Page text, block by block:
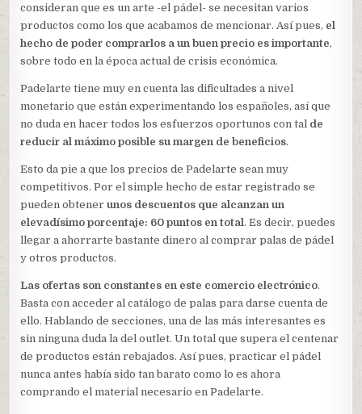
consideran que es un arte -el pádel- se necesitan varios
productos como los que acabamos de mencionar. Así pues, el
hecho de poder comprarlos a un buen precio es importante,
sobre todo en la época actual de crisis económica.
Padelarte tiene muy en cuenta las dificultades a nivel
monetario que están experimentando los españoles, así que
no duda en hacer todos los esfuerzos oportunos con tal de
reducir al máximo posible su margen de beneficios.
Esto da pie a que los precios de Padelarte sean muy
competitivos. Por el simple hecho de estar registrado se
pueden obtenerunos descuentos que alcanzan un
elevadísimo porcentaje: 60 puntos en total. Es decir, puedes
llegar a ahorrarte bastante dinero al comprar palas de pádel
y otros productos.
Las ofertas son constantes en este comercio electrónico.
Basta con acceder al catálogo de palas para darse cuenta de
ello. Hablando de secciones, una de las más interesantes es
sin ninguna duda la del outlet. Un total que supera el centenar
de productos están rebajados. Así pues, practicar el pádel
nunca antes había sido tan barato como lo es ahora
comprando el material necesario en Padelarte.